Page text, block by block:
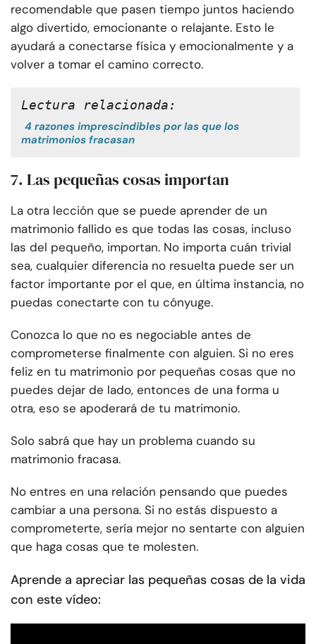
recomendable que pasen tiempo juntos haciendo
algo divertido, emocionante o relajante. Esto le
ayudará a conectarse física y emocionalmente y a
volver a tomar el camino correcto.
Lectura relacionada:
4 razones imprescindibles por las que los
matrimonios fracasan
7. Las pequeñas cosas importan
La otra lección que se puede aprender de un
matrimonio fallido es que todas las cosas, incluso
las del pequeño, importan. No importa cuán trivial
sea, cualquier diferencia no resuelta puede ser un
factor importante por el que, en última instancia, no
puedas conectarte con tu cónyuge.
Conozca lo que no es negociable antes de
comprometerse finalmente con alguien. Si no eres
feliz en tu matrimonio por pequeñas cosas que no
puedes dejar de lado, entonces de una forma u
otra, eso se apoderará de tu matrimonio.
Solo sabrá que hay un problema cuando su
matrimonio fracasa.
No entres en una relación pensando que puedes
cambiar a una persona. Si no estás dispuesto a
comprometerte, sería mejor no sentarte con alguien
que haga cosas que te molesten.
Aprende a apreciar las pequeñas cosas de la vida
con este vídeo: